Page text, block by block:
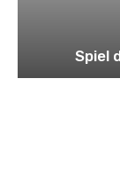
Spiel